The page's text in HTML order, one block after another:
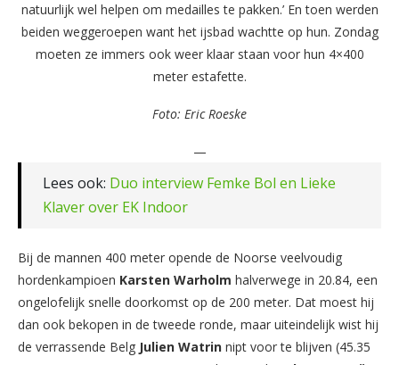
natuurlijk wel helpen om medailles te pakken.’ En toen werden
beiden weggeroepen want het ijsbad wachtte op hun. Zondag
moeten ze immers ook weer klaar staan voor hun 4×400
meter estafette.
Foto: Eric Roeske
—
Lees ook: Duo interview Femke Bol en Lieke
Klaver over EK Indoor
Bij de mannen 400 meter opende de Noorse veelvoudig
hordenkampioen Karsten Warholm halverwege in 20.84, een
ongelofelijk snelle doorkomst op de 200 meter. Dat moest hij
dan ook bekopen in de tweede ronde, maar uiteindelijk wist hij
de verrassende Belg Julien Watrin nipt voor te blijven (45.35